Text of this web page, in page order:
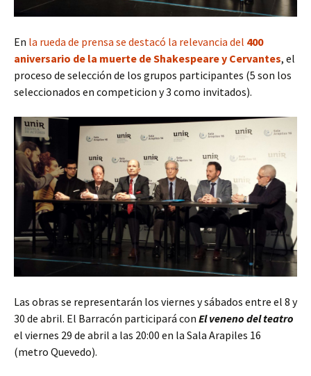
En la rueda de prensa se destacó la relevancia del 400
aniversario de la muerte de Shakespeare y Cervantes, el
proceso de selección de los grupos participantes (5 son los
seleccionados en competicion y 3 como invitados).
Las obras se representarán los viernes y sábados entre el 8 y
30 de abril. El Barracón participará con El veneno del teatro
el viernes 29 de abril a las 20:00 en la Sala Arapiles 16
(metro Quevedo).